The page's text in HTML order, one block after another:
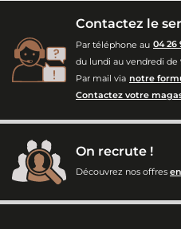
Contactez le
Par téléphone au 04 26
du lundi au vendredi de
Par mail via notre
Contactez votre
On recrute !
Découvrez nos offres